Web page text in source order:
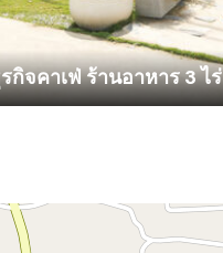
จคาเฟ่ ร้านอาหาร 3 ไร่